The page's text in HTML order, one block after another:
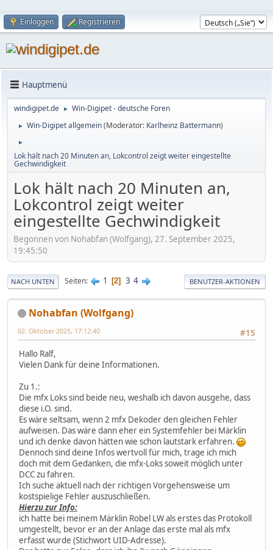
Einloggen Registrieren
Hauptmenü
windigipet.de ► Win-Digipet - deutsche Foren
► Win-Digipet allgemein(Moderator: Karlheinz Battermann)
►
Lok hält nach 20 Minuten an, Lokcontrol zeigt weiter eingestellte
Gechwindigkeit
Lok hält nach 20 Minuten an,
Lokcontrol zeigt weiter
eingestellte Gechwindigkeit
Begonnen von Nohabfan (Wolfgang), 27. September 2025,
19:45:50
NACH UNTEN Seiten 1 2 3 4 BENUTZER-AKTIONEN
Nohabfan (Wolfgang)
#15
02. Oktober 2025, 17:12:40
Hallo Ralf,
Vielen Dank für deine Informationen.
Zu 1.:
Die mfx Loks sind beide neu, weshalb ich davon ausgehe, dass
diese i.O. sind.
Es wäre seltsam, wenn 2 mfx Dekoder den gleichen Fehler
aufweisen. Das wäre dann eher ein Systemfehler bei Märklin
und ich denke davon hätten wie schon lautstark erfahren.
Dennoch sind deine Infos wertvoll für mich, trage ich mich
doch mit dem Gedanken, die mfx-Loks soweit möglich unter
DCC zu fahren.
Ich suche aktuell nach der richtigen Vorgehensweise um
kostspielige Fehler auszuschließen.
Hierzu zur Info:
ich hatte bei meinem Märklin Robel LW als erstes das Protokoll
umgestellt, bevor er an der Anlage das erste mal als mfx
erfasst wurde (Stichwort UID-Adresse).